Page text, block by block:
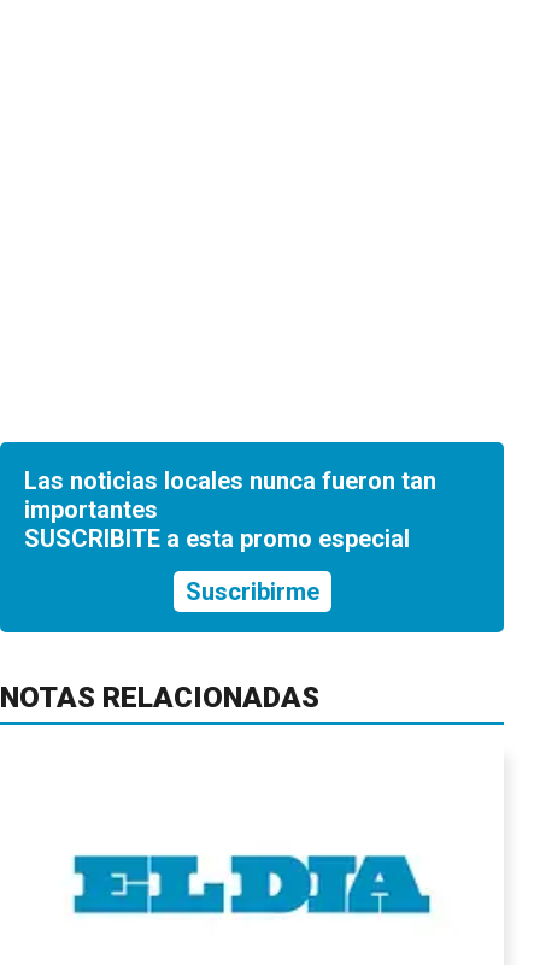
Las noticias locales nunca fueron tan
importantes
SUSCRIBITE a esta promo especial
Suscribirme
NOTAS RELACIONADAS